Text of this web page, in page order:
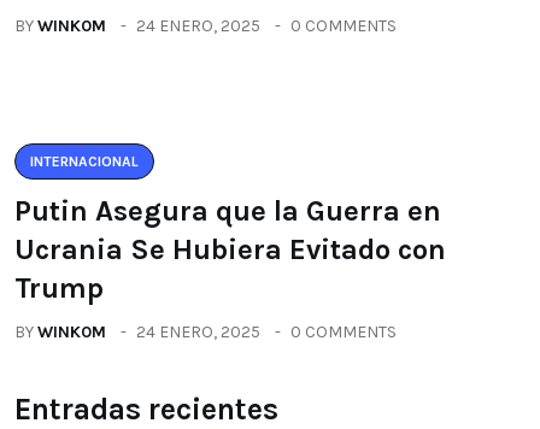
BYWINK0M 24 ENERO, 2025 0 COMMENTS
INTERNACIONAL
Putin Asegura que la Guerra en
Ucrania Se Hubiera Evitado con
Trump
BYWINK0M 24 ENERO, 2025 0 COMMENTS
Entradas recientes